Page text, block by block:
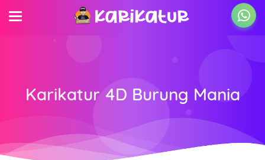
Karikatur 4D Burung Mania